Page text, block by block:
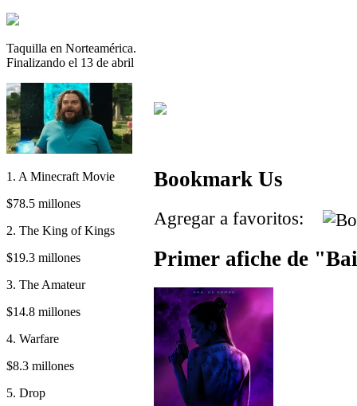
Taquilla en Norteamérica.
Finalizando el 13 de abril
1. A Minecraft Movie
$78.5 millones
2. The King of Kings
$19.3 millones
3. The Amateur
$14.8 millones
4. Warfare
$8.3 millones
5. Drop
Bookmark Us
Agregar a favoritos:
Primer afiche de